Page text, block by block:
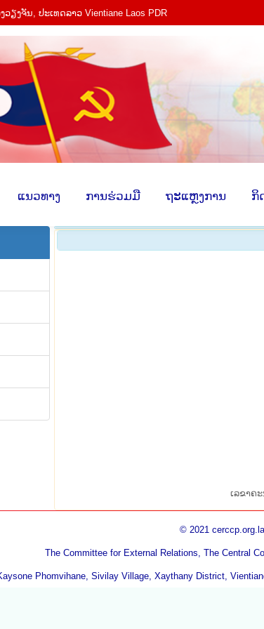
ຽງ​ຈັນ, ປະ​ເທດ​ລາວ Vientiane Laos PDR
​ ແນວ​ທາງ​ ​ການ​ຮ່ວມ​ມື ​ຖະ​ແຫຼງ​ການ ກິ
ເລຂາຄ
© 2021
The Committee for External Relations, The Central
Phomvihane, Sivilay Village, Xaythany District,
ະພົວ​ພັນ​ ​ ແນວ​ທາງ​ ​ການ​ຮ່ວມ​ມື ຖະ​ແຫຼງ​